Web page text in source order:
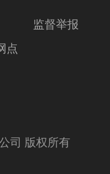
监督举报
点
司 版权所有